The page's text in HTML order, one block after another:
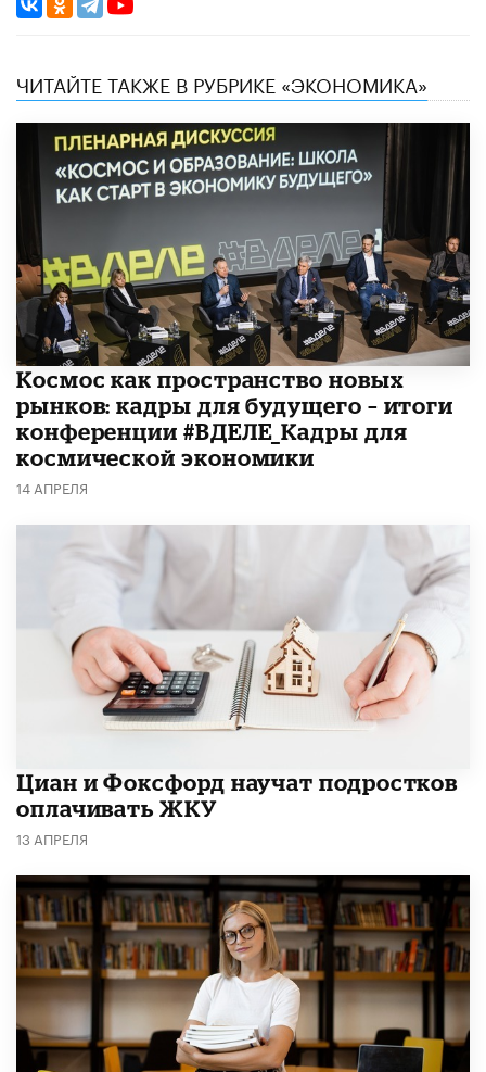
ЧИТАЙТЕ ТАКЖЕ В РУБРИКЕ «ЭКОНОМИКА»
Космос как пространство новых
рынков: кадры для будущего – итоги
конференции #ВДЕЛЕ_Кадры для
космической экономики
14 АПРЕЛЯ
Циан и Фоксфорд научат подростков
оплачивать ЖКУ
13 АПРЕЛЯ